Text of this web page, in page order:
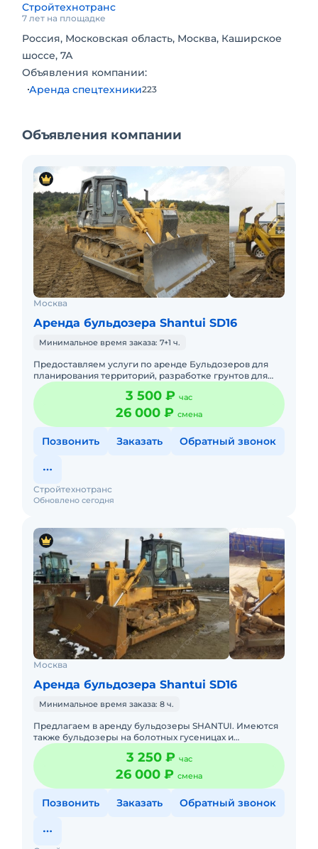
Стройтехнотранс
7 лет на площадке
Россия, Московская область, Москва, Каширское
шоссе, 7А
Объявления компании:
Аренда спецтехники223
Объявления компании
Москва
Аренда бульдозера Shantui SD16
Минимальное время заказа: 7+1 ч.
Предоставляем услуги по аренде Бульдозеров для
планирования территорий, разработке грунтов для
котлованов, траншей, разравнивание грунта, снятие
растительного с
3 500 ₽ час
26 000 ₽ смена
Позвонить Заказать Обратный звонок
Обновлено сегодня
Стройтехнотранс
Москва
Аренда бульдозера Shantui SD16
Минимальное время заказа: 8 ч.
Предлагаем в аренду бульдозеры SHANTUI. Имеются
также бульдозеры на болотных гусеницах и
планировщик.Техника сдается вместе с опытными
операторами.В наличии соб
3 250 ₽ час
26 000 ₽ смена
Позвонить Заказать Обратный звонок